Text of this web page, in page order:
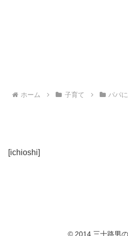
ホーム 子育て パパ
[ichioshi]
© 2014 三十路男の